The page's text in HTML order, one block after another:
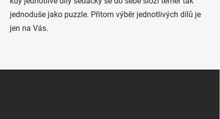
jednoduše jako puzzle. Přitom výběr jednotlivých dílů je
jen na Vás.